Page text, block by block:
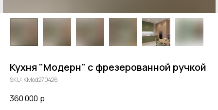
Кухня "Модерн" с фрезерованной ручкой
SKU: KMod270426
360 000 р.